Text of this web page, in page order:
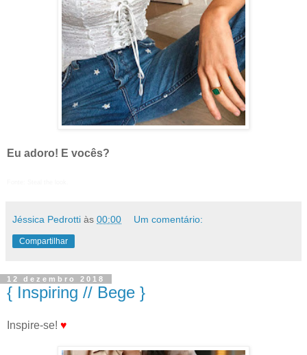
Eu adoro! E vocês?
Jéssica Pedrotti às 00:00 Um comentário:
Compartilhar
12 dezembro 2018
{ Inspiring // Bege }
Inspire-se! ♥